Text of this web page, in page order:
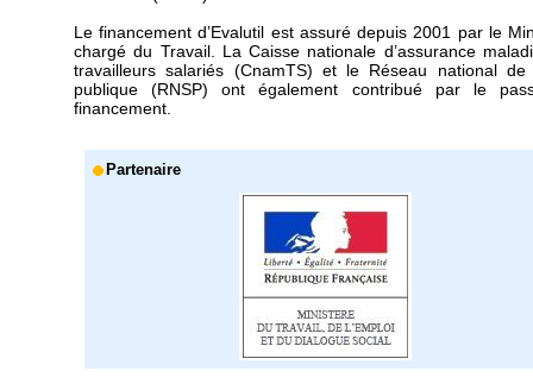
Le financement d’Evalutil est assuré depuis 2001 par le
chargé du Travail. La Caisse nationale d’assurance
travailleurs salariés (CnamTS) et le Réseau national de
publique (RNSP) ont également contribué par le
financement.
Partenaire